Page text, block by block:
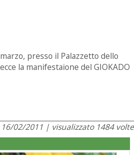
presso il Palazzetto dello
la manifestaione del GIOKADO
02/2011 | visualizzato 1484 volte